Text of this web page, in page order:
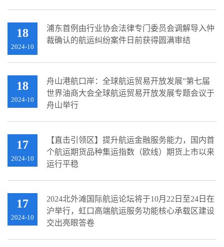
18
2024-10
浦东首例由行业协会法律专门委员会调解导入仲
裁确认的航运纠纷案件日前获得圆满审结
18
2024-10
舟山港航口岸：全球航运贸易开放发展”第七届
世界油商大会全球航运贸易开放发展专题会议于
舟山举行
17
2024-10
【直击引领区】提升航运金融服务能力，国内首
个航运期货品种集运指数（欧线）期货上市以来
运行平稳
17
2024-10
2024北外滩国际航运论坛将于10月22日至24日在
沪举行，虹口高端航运服务功能核心承载区建设
交出亮眼答卷